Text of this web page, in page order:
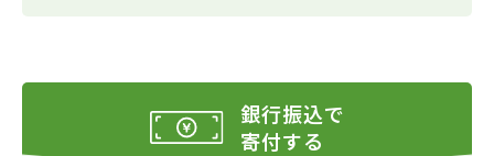
銀行振込で
寄付する